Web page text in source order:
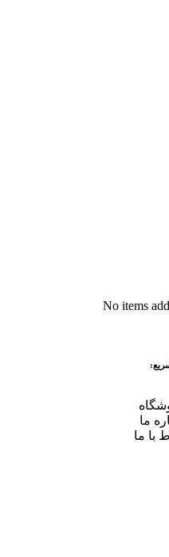
No items
ما
با ما